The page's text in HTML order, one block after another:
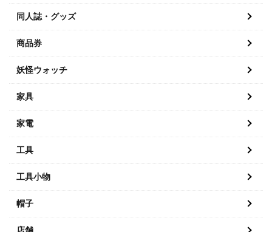
同人誌・グッズ
商品券
妖怪ウォッチ
家具
家電
工具
工具小物
帽子